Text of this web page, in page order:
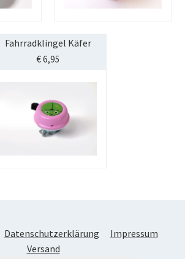
Fahrradklingel Käfer
€6,95
Datenschutzerklärung
Impressum
Versand